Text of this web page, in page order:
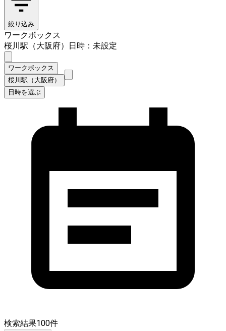
絞り込み
ワークボックス
桜川駅（大阪府）
日時：未設定
ワークボックス
桜川駅（大阪府）
日時を選ぶ
検索結果100件